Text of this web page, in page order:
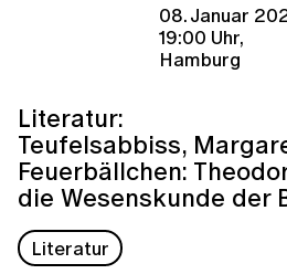
08. Januar
19:00 Uhr,
Hamburg
Literatur:
Teufelsabbiss,
Feuerbällchen:
die Wesenskunde der
Literatur